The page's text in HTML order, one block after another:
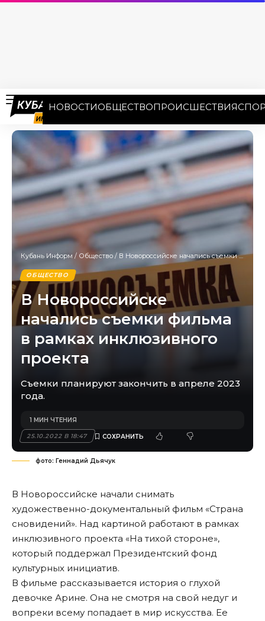
НОВОСТИОБЩЕСТВОПРОИСШЕСТВИЯ
Кубань Информ / Общество / В Новороссийске начались съемки фильма в рамках инклюзивного проекта
ОБЩЕСТВО
В Новороссийске
начались съемки фильма
в рамках инклюзивного
проекта
Съемки планируют закончить в апреле 2023
года.
25.10.2022 В 18:47
1 МИН ЧТЕНИЯ
фото: Геннадий Дьячук
В Новороссийске начали снимать
художественно-документальный фильм «Страна
сновидений». Над картиной работают в рамках
инклюзивного проекта «На тихой стороне»,
который поддержал Президентский фонд
культурных инициатив.
В фильме рассказывается история о глухой
девочке Арине. Она не смотря на свой недуг и
вопреки всему попадает в мир искусства. Ее